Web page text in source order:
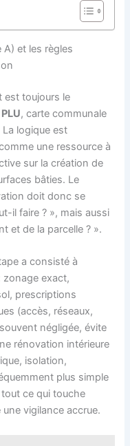
et les règles
est toujours le
PLU, carte communale
La logique est
une ressource à
sur la création de
bâties. Le
doit donc se
il faire ? », mais aussi
et de la parcelle ? ».
a consisté à
zonage exact,
prescriptions
(accès, réseaux,
négligée, évite
rénovation intérieure
isolation,
plus simple
ce qui touche
une vigilance accrue.